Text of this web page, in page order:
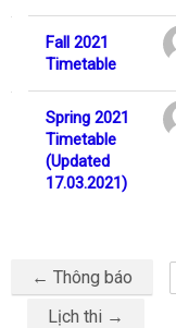
Fall 2021
Timetable
Spring 2021
Timetable
(Updated
17.03.2021)
← Thông báo
Lịch thi →